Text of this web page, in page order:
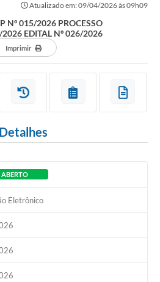
Atualizado em: 09/04/2026 às 09h09
Nº 015/2026 PROCESSO
EDITAL Nº 026/2026
Imprimir
Detalhes
ABERTO
Eletrônico